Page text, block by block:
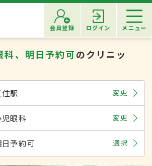
会員登録 ログイン メニュー
科、明日予約可のクリニッ
駅 変更
児眼科 変更
日予約可 選択